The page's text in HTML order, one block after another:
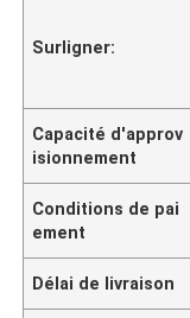
Surligner:
Capacité d'approv
isionnement
Conditions de pai
ement
Délai de livraison